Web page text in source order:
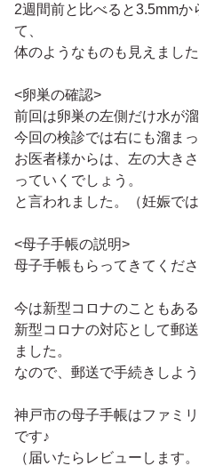
2週間前と比べると3.5mm
て、
体のようなものも見えまし
<卵巣の確認>
前回は卵巣の左側だけ水が
今回の検診では右にも溜ま
お医者様からは、左の大き
っていくでしょう。
と言われました。（妊娠で
<母子手帳の説明>
母子手帳もらってきてくだ
今は新型コロナのこともあ
新型コロナの対応として郵
ました。
なので、郵送で手続きしよ
神戸市の母子手帳はファミ
です♪
（届いたらレビューします。